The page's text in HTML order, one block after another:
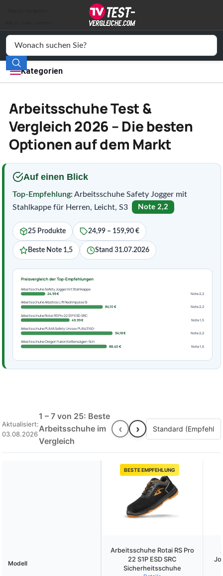
Kategorien
Elektronik
Freizeit
Wohnen
Service
Arbeitsschuhe Test &
Vergleich 2026 – Die besten
Optionen auf dem Markt
Auf einen Blick
Top-Empfehlung: Arbeitsschuhe Safety Jogger mit
Stahlkappe für Herren, Leicht, S3
Note 2,2
25 Produkte 24,99 – 159,90 €
Beste Note 1,5 Stand 31.07.2026
Preisvergleich der Top-Empfehlungen
Arbeitsschuhe Safety Jogger mit Stahlkappe
24,99 €
Note 2,2
Arbeitsschuhe Albatros Lift Red Impulse Si
84,10 €
Note 2,2
Arbeitsschuhe Rotai RS Pro 22 S1P ESD SRC
49,99 €
Note 1,5
Arbeitsschuhe PUMA Safety Unisex PU643160-
94,18 €
Note 2,2
Arbeitsschuhe Oregon Yukon Kettensägen-Sch
88,40 €
Note 1,6
Aktualisiert:
03.08.2026
1 – 7 von 25: Beste
Arbeitsschuhe im
Vergleich
‹ ›
BESTE EMPFEHLUNG
Modell
Arbeitsschuhe Rotai RS Pro
22 S1P ESD SRC
Sicherheitsschuhe